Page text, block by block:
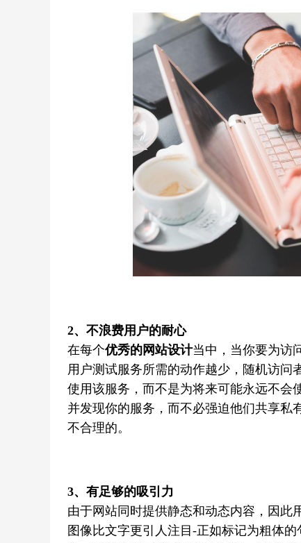
2、 不浪费用户的耐心
在每个优秀的网站设计当中，当你要为访
用户测试服务所需的动作越少，随机访问
使用该服务，而不是为将来可能永远不会
并发现你的服务，而不必强迫他们共享私
不合理的。
3、有足够的吸引力
由于网站同时提供静态和动态内容，因此
图像比文字更引人注目-正如标记为粗体